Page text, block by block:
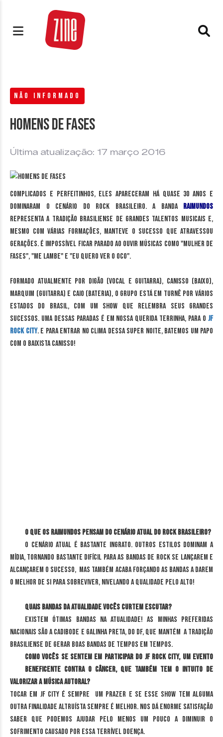
NÃO INFORMADO
Homens de Fases
Última atualização: 17 março 2016
Complicados e perfeitinhos, eles apareceram há quase 30 anos e
dominaram o cenário do Rock Brasileiro. A banda Raimundos
representa a tradição brasiliense de grandes talentos musicais e,
mesmo com várias formações, manteve o sucesso que atravessou
gerações. É impossível ficar parado ao ouvir músicas como "Mulher de
Fases", "Me Lambe" e "Eu Quero Ver o Oco".
Formado atualmente por Digão (vocal e guitarra), Canisso (baixo),
Marquim (guitarra) e Caio (bateria), o grupo está em turnê por vários
estados do Brasil, com um show que relembra seus grandes
sucessos. Uma dessas paradas é em nossa querida terrinha, para o JF
Rock City. E para entrar no clima dessa super noite, batemos um papo
com o baixista Canisso!
O que os Raimundos pensam do cenário atual do Rock Brasileiro?
O cenário atual é bastante ingrato. Outros estilos dominam a
mídia, tornando bastante difícil para as bandas de rock se lançarem e
alcançarem o sucesso, mas também acaba forçando as bandas a darem
o melhor de si para sobreviver, nivelando a qualidade pelo alto!
Quais bandas da atualidade vocês curtem escutar?
Existem ótimas bandas na atualidade! As minhas preferidas
nacionais são a Cadibode e Galinha Preta, do DF, que mantém a tradição
brasiliense de gerar boas bandas de tempos em tempos.
Como vocês se sentem em participar do JF Rock City, um evento
beneficente contra o Câncer, que também tem o intuito de
valorizar a música autoral?
Tocar em JF City é sempre um prazer e se esse show tem alguma
outra finalidade altruísta sempre é melhor. Nos dá enorme satisfação
saber que podemos ajudar pelo menos um pouco a diminuir o
sofrimento causado por essa terrível doença.